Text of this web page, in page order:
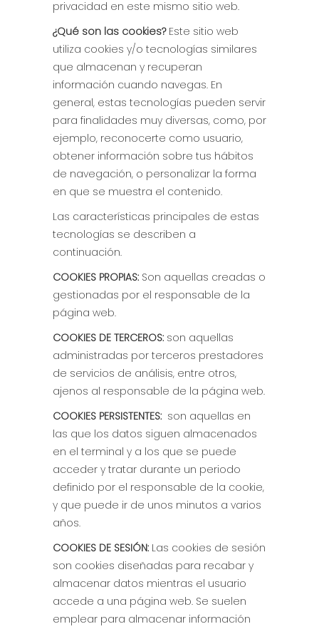
privacidad en este mismo sitio web.
¿Qué son las cookies?Este sitio web
utiliza cookies y/o tecnologías similares
que almacenan y recuperan
información cuando navegas. En
general, estas tecnologías pueden servir
para finalidades muy diversas, como, por
ejemplo, reconocerte como usuario,
obtener información sobre tus hábitos
de navegación, o personalizar la forma
en que se muestra el contenido.
Las características principales de estas
tecnologías se describen a
continuación.
COOKIES PROPIAS: Son aquellas creadas o
gestionadas por el responsable de la
página web.
COOKIES DE TERCEROS: son aquellas
administradas por terceros prestadores
de servicios de análisis, entre otros,
ajenos al responsable de la página web.
COOKIES PERSISTENTES: son aquellas en
las que los datos siguen almacenados
en el terminal y a los que se puede
acceder y tratar durante un periodo
definido por el responsable de la cookie,
y que puede ir de unos minutos a varios
años.
COOKIES DE SESIÓN: Las cookies de sesión
son cookies diseñadas para recabar y
almacenar datos mientras el usuario
accede a una página web. Se suelen
emplear para almacenar información